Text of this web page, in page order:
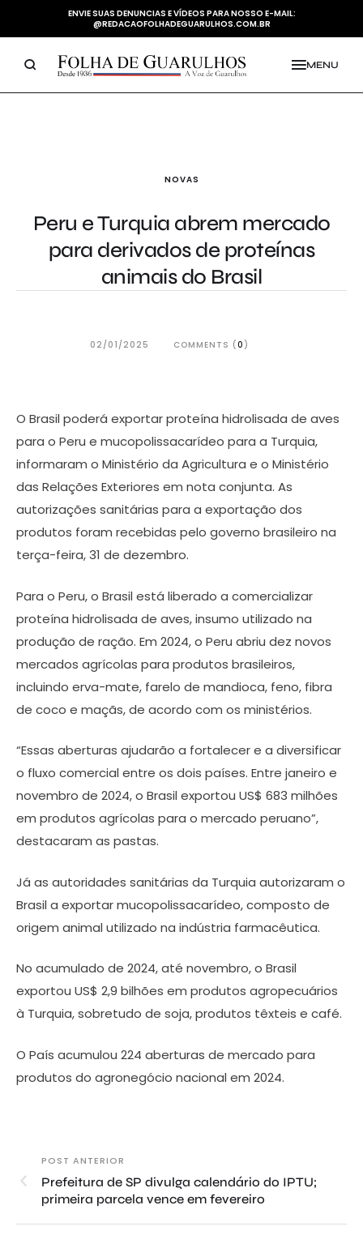
ENVIE SUAS DENUNCIAS E VÍDEOS PARA NOSSO E-MAIL:
@REDACAOFOLHADEGUARULHOS.COM.BR
MENU
NOVAS
Peru e Turquia abrem mercado
para derivados de proteínas
animais do Brasil
02/01/2025 COMMENTS (0 )
O Brasil poderá exportar proteína hidrolisada de aves
para o Peru e mucopolissacarídeo para a Turquia,
informaram o Ministério da Agricultura e o Ministério
das Relações Exteriores em nota conjunta. As
autorizações sanitárias para a exportação dos
produtos foram recebidas pelo governo brasileiro na
terça-feira, 31 de dezembro.
Para o Peru, o Brasil está liberado a comercializar
proteína hidrolisada de aves, insumo utilizado na
produção de ração. Em 2024, o Peru abriu dez novos
mercados agrícolas para produtos brasileiros,
incluindo erva-mate, farelo de mandioca, feno, fibra
de coco e maçãs, de acordo com os ministérios.
“Essas aberturas ajudarão a fortalecer e a diversificar
o fluxo comercial entre os dois países. Entre janeiro e
novembro de 2024, o Brasil exportou US$ 683 milhões
em produtos agrícolas para o mercado peruano”,
destacaram as pastas.
Já as autoridades sanitárias da Turquia autorizaram o
Brasil a exportar mucopolissacarídeo, composto de
origem animal utilizado na indústria farmacêutica.
No acumulado de 2024, até novembro, o Brasil
exportou US$ 2,9 bilhões em produtos agropecuários
à Turquia, sobretudo de soja, produtos têxteis e café.
O País acumulou 224 aberturas de mercado para
produtos do agronegócio nacional em 2024.
POST ANTERIOR
Prefeitura de SP divulga calendário do IPTU;
primeira parcela vence em fevereiro